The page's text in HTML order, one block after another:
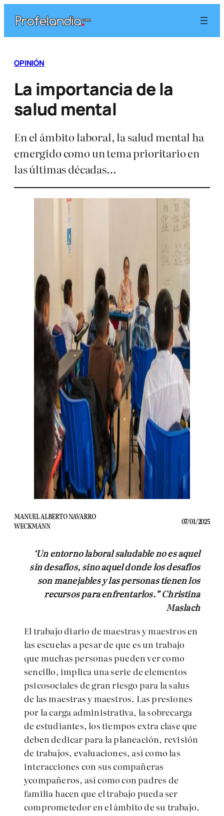
contenido
OPINIÓN
La importancia de la
salud mental
En el ámbito laboral, la salud mental ha
emergido como un tema prioritario en
las últimas décadas…
MANUEL ALBERTO NAVARRO
WECKMANN
07/01/2025
‘Un entorno laboral saludable no es aquel
sin desafíos, sino aquel donde los desafíos
son manejables y las personas tienen los
recursos para enfrentarlos.” Christina
Maslach
El trabajo diario de maestras y maestros en
las escuelas a pesar de que es un trabajo
que muchas personas pueden ver como
sencillo, implica una serie de elementos
psicosociales de gran riesgo para la salus
de las maestras y maestros. Las presiones
por la carga administrativa, la sobrecarga
de estudiantes, los tiempos extra clase que
deben dedicar para la planeación, revisión
de trabajos, evaluaciones, así como las
interacciones con sus compañeras
ycompañeros, así como con padres de
familia hacen que el trabajo pueda ser
comprometedor en el ámbito de su trabajo.